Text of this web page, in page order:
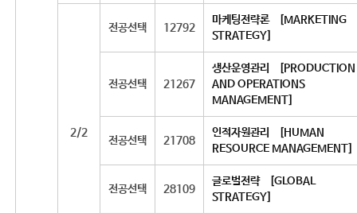
2/2
전공선택 12792
마케팅전략론 [MARKETING
STRATEGY]
전공선택 21267
생산운영관리 [PRODUCTION
AND OPERATIONS
MANAGEMENT]
전공선택 21708
인적자원관리 [HUMAN
RESOURCE MANAGEMENT]
전공선택 28109
글로벌전략 [GLOBAL
STRATEGY]